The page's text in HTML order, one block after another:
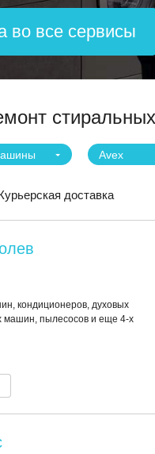
во все сервисы
Avex
доставка
кондиционеров, духовых
машин, пылесосов и еще 4-х